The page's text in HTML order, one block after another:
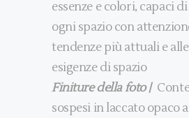
essenze e colori, capaci
ogni spazio con
tendenze più attuali e
esigenze di spazio
Finiture della foto/
sospesi in laccato opaco